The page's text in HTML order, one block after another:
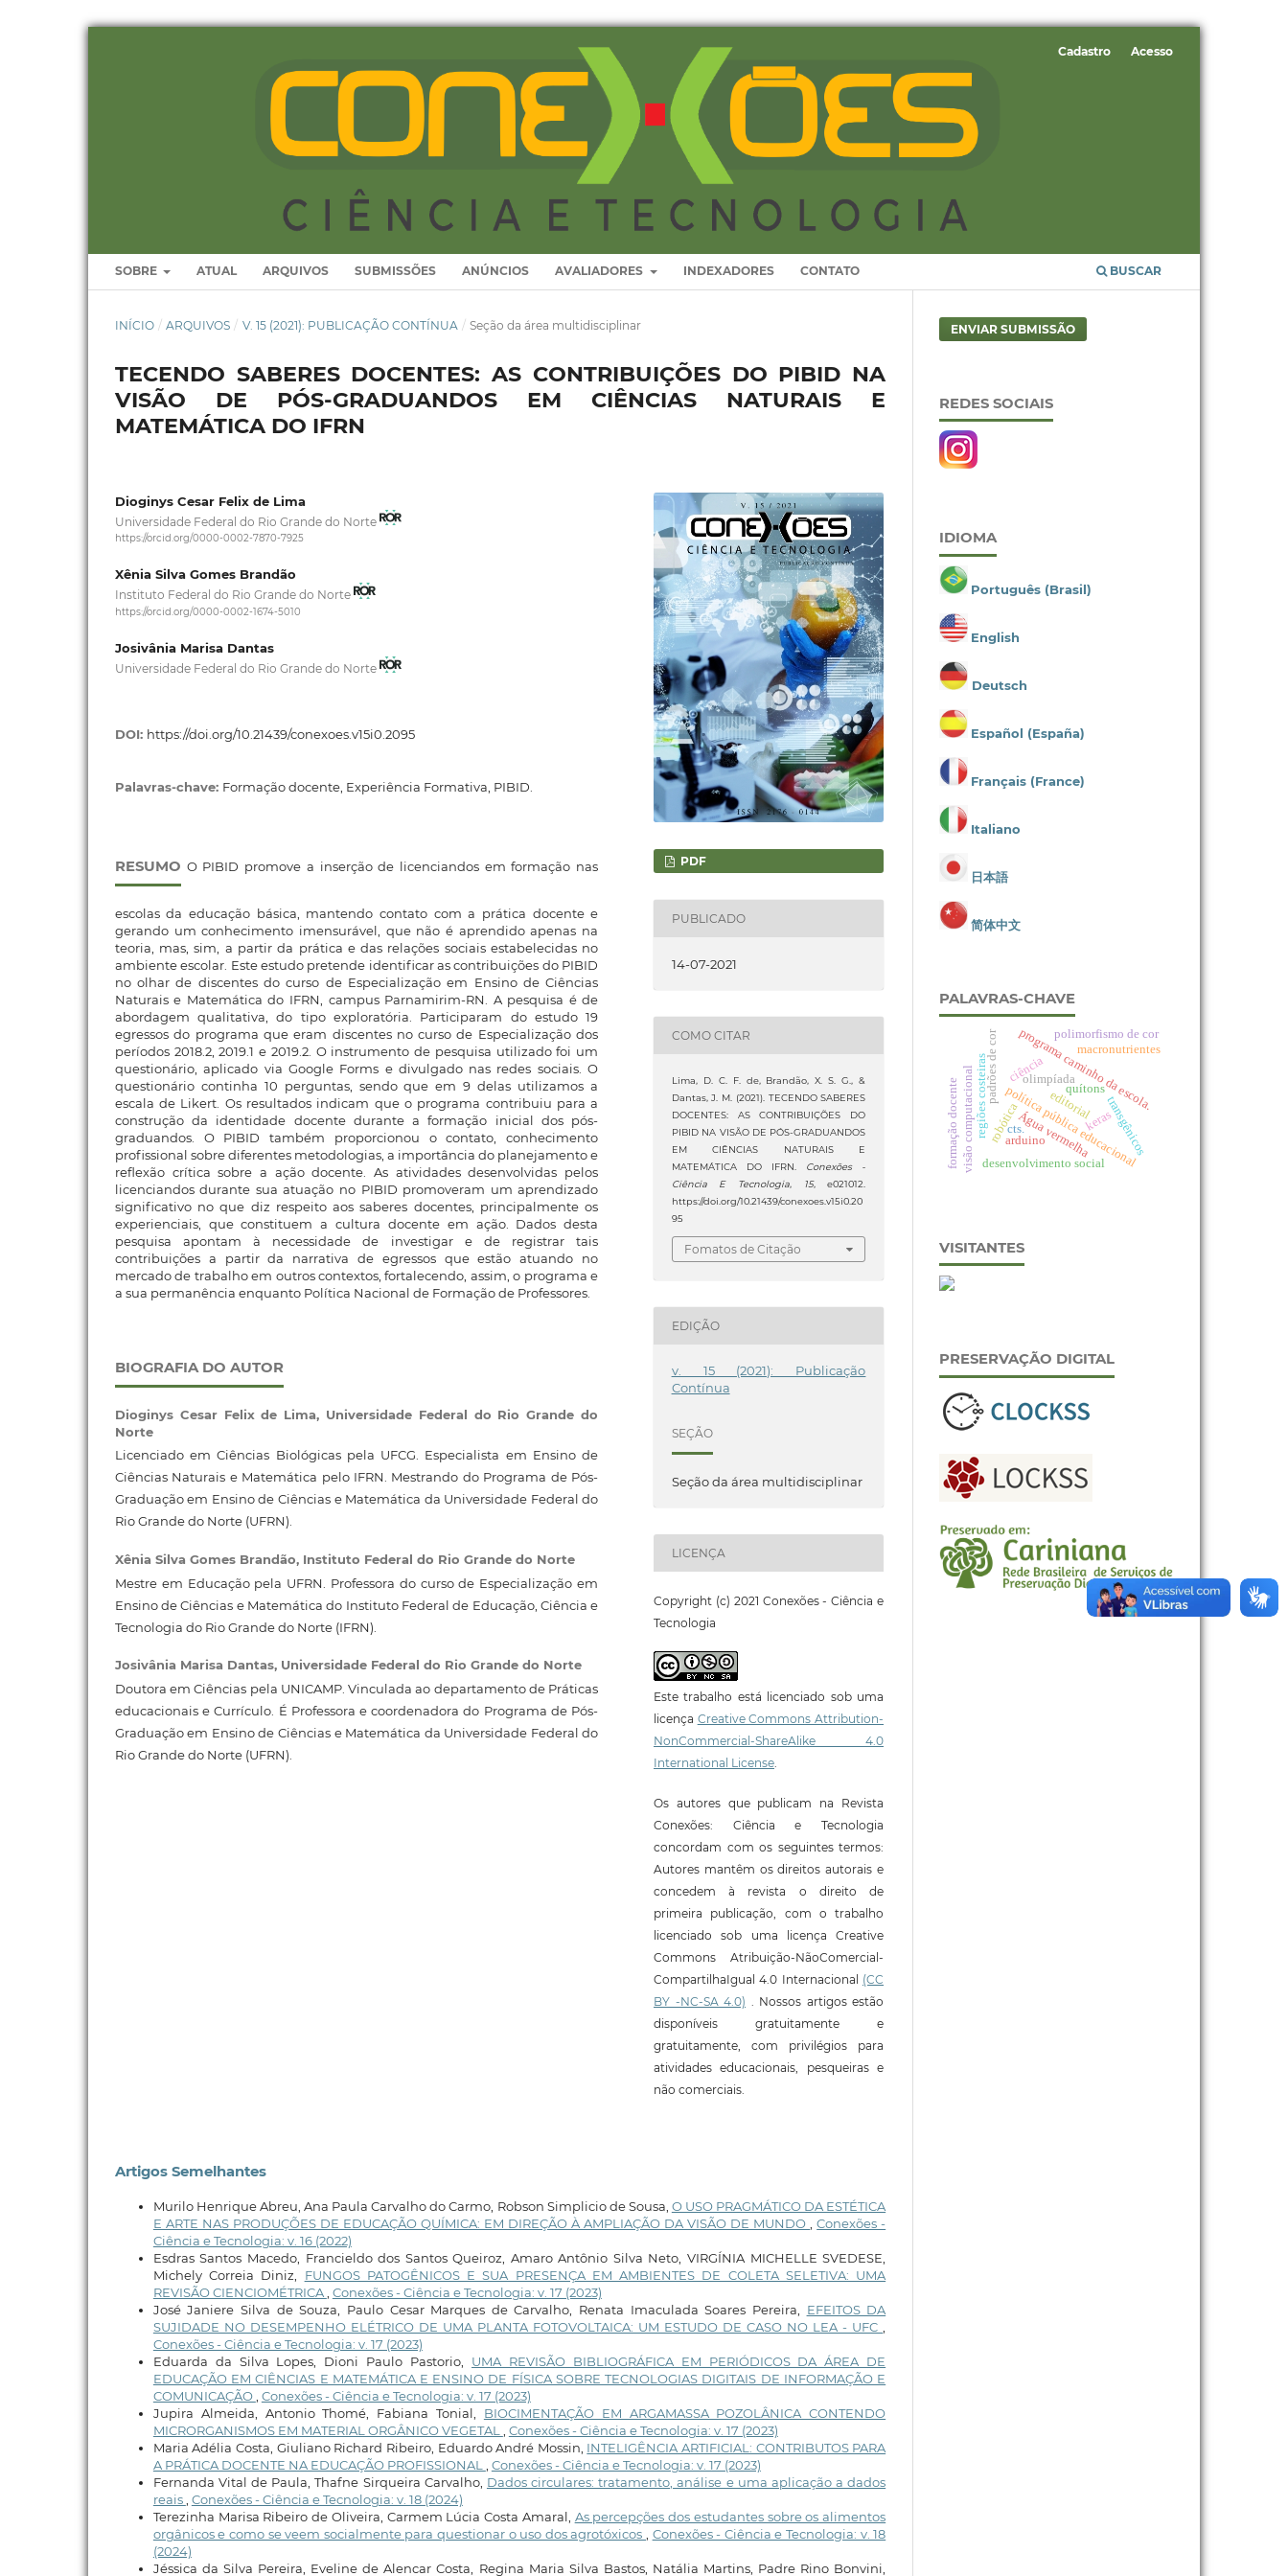
SOBRE ATUAL ARQUIVOS SUBMISSÕES ANÚNCIOS AVALIADORES INDEXADORES CONTATO BUSCAR
Cadastro Acesso
INÍCIO / ARQUIVOS / V. 15 (2021): PUBLICAÇÃO CONTÍNUA / Seção da área multidisciplinar
TECENDO SABERES DOCENTES: AS CONTRIBUIÇÕES DO PIBID NA
VISÃO DE PÓS-GRADUANDOS EM CIÊNCIAS NATURAIS E
MATEMÁTICA DO IFRN
Dioginys Cesar Felix de Lima
Universidade Federal do Rio Grande do Norte
https://orcid.org/0000-0002-7870-7925
Xênia Silva Gomes Brandão
Instituto Federal do Rio Grande do Norte
https://orcid.org/0000-0002-1674-5010
Josivânia Marisa Dantas
Universidade Federal do Rio Grande do Norte
DOI: https://doi.org/10.21439/conexoes.v15i0.2095
Palavras-chave: Formação docente, Experiência Formativa, PIBID.
RESUMO O PIBID promove a inserção de licenciandos em formação nas
escolas da educação básica, mantendo contato com a prática docente e
gerando um conhecimento imensurável, que não é aprendido apenas na
teoria, mas, sim, a partir da prática e das relações sociais estabelecidas no
ambiente escolar. Este estudo pretende identificar as contribuições do PIBID
no olhar de discentes do curso de Especialização em Ensino de Ciências
Naturais e Matemática do IFRN, campus Parnamirim-RN. A pesquisa é de
abordagem qualitativa, do tipo exploratória. Participaram do estudo 19
egressos do programa que eram discentes no curso de Especialização dos
períodos 2018.2, 2019.1 e 2019.2. O instrumento de pesquisa utilizado foi um
questionário, aplicado via Google Forms e divulgado nas redes sociais. O
questionário continha 10 perguntas, sendo que em 9 delas utilizamos a
escala de Likert. Os resultados indicam que o programa contribuiu para a
construção da identidade docente durante a formação inicial dos pós-
graduandos. O PIBID também proporcionou o contato, conhecimento
profissional sobre diferentes metodologias, a importância do planejamento e
reflexão crítica sobre a ação docente. As atividades desenvolvidas pelos
licenciandos durante sua atuação no PIBID promoveram um aprendizado
significativo no que diz respeito aos saberes docentes, principalmente os
experienciais, que constituem a cultura docente em ação. Dados desta
pesquisa apontam à necessidade de investigar e de registrar tais
contribuições a partir da narrativa de egressos que estão atuando no
mercado de trabalho em outros contextos, fortalecendo, assim, o programa e
a sua permanência enquanto Política Nacional de Formação de Professores.
BIOGRAFIA DO AUTOR
Dioginys Cesar Felix de Lima, Universidade Federal do Rio Grande do
Norte
Licenciado em Ciências Biológicas pela UFCG. Especialista em Ensino de
Ciências Naturais e Matemática pelo IFRN. Mestrando do Programa de Pós-
Graduação em Ensino de Ciências e Matemática da Universidade Federal do
Rio Grande do Norte (UFRN).
Xênia Silva Gomes Brandão, Instituto Federal do Rio Grande do Norte
Mestre em Educação pela UFRN. Professora do curso de Especialização em
Ensino de Ciências e Matemática do Instituto Federal de Educação, Ciência e
Tecnologia do Rio Grande do Norte (IFRN).
Josivânia Marisa Dantas, Universidade Federal do Rio Grande do Norte
Doutora em Ciências pela UNICAMP. Vinculada ao departamento de Práticas
educacionais e Currículo. É Professora e coordenadora do Programa de Pós-
Graduação em Ensino de Ciências e Matemática da Universidade Federal do
Rio Grande do Norte (UFRN).
PDF
PUBLICADO
14-07-2021
COMO CITAR
Lima, D. C. F. de, Brandão, X. S. G., &
Dantas, J. M. (2021). TECENDO SABERES
DOCENTES: AS CONTRIBUIÇÕES DO
PIBID NA VISÃO DE PÓS-GRADUANDOS
EM CIÊNCIAS NATURAIS E
MATEMÁTICA DO IFRN. Conexões -
Ciência E Tecnologia, 15, e021012.
https://doi.org/10.21439/conexoes.v15i0.20
95
Fomatos de Citação
EDIÇÃO
v. 15 (2021): Publicação
Contínua
SEÇÃO
Seção da área multidisciplinar
LICENÇA
Copyright (c) 2021 Conexões - Ciência e
Tecnologia
Este trabalho está licenciado sob uma
licença Creative Commons Attribution-
NonCommercial-ShareAlike 4.0
International License.
Os autores que publicam na Revista
Conexões: Ciência e Tecnologia
concordam com os seguintes termos:
Autores mantêm os direitos autorais e
concedem à revista o direito de
primeira publicação, com o trabalho
licenciado sob uma licença Creative
Commons Atribuição-NãoComercial-
CompartilhaIgual 4.0 Internacional (CC
BY -NC-SA 4.0) . Nossos artigos estão
disponíveis gratuitamente e
gratuitamente, com privilégios para
atividades educacionais, pesqueiras e
não comerciais.
Artigos Semelhantes
Murilo Henrique Abreu, Ana Paula Carvalho do Carmo, Robson Simplicio de Sousa, O USO PRAGMÁTICO DA ESTÉTICA
E ARTE NAS PRODUÇÕES DE EDUCAÇÃO QUÍMICA: EM DIREÇÃO À AMPLIAÇÃO DA VISÃO DE MUNDO,Conexões -
Ciência e Tecnologia: v. 16 (2022)
Esdras Santos Macedo, Francieldo dos Santos Queiroz, Amaro Antônio Silva Neto, VIRGÍNIA MICHELLE SVEDESE,
Michely Correia Diniz, FUNGOS PATOGÊNICOS E SUA PRESENÇA EM AMBIENTES DE COLETA SELETIVA: UMA
REVISÃO CIENCIOMÉTRICA, Conexões - Ciência e Tecnologia: v. 17 (2023)
José Janiere Silva de Souza, Paulo Cesar Marques de Carvalho, Renata Imaculada Soares Pereira, EFEITOS DA
SUJIDADE NO DESEMPENHO ELÉTRICO DE UMA PLANTA FOTOVOLTAICA: UM ESTUDO DE CASO NO LEA - UFC,
Conexões - Ciência e Tecnologia: v. 17 (2023)
Eduarda da Silva Lopes, Dioni Paulo Pastorio, UMA REVISÃO BIBLIOGRÁFICA EM PERIÓDICOS DA ÁREA DE
EDUCAÇÃO EM CIÊNCIAS E MATEMÁTICA E ENSINO DE FÍSICA SOBRE TECNOLOGIAS DIGITAIS DE INFORMAÇÃO E
COMUNICAÇÃO, Conexões - Ciência e Tecnologia: v. 17 (2023)
Jupira Almeida, Antonio Thomé, Fabiana Tonial, BIOCIMENTAÇÃO EM ARGAMASSA POZOLÂNICA CONTENDO
MICRORGANISMOS EM MATERIAL ORGÂNICO VEGETAL, Conexões - Ciência e Tecnologia: v. 17 (2023)
Maria Adélia Costa, Giuliano Richard Ribeiro, Eduardo André Mossin, INTELIGÊNCIA ARTIFICIAL: CONTRIBUTOS PARA
A PRÁTICA DOCENTE NA EDUCAÇÃO PROFISSIONAL, Conexões - Ciência e Tecnologia: v. 17 (2023)
Fernanda Vital de Paula, Thafne Sirqueira Carvalho, Dados circulares: tratamento, análise e uma aplicação a dados
reais, Conexões - Ciência e Tecnologia: v. 18 (2024)
Terezinha Marisa Ribeiro de Oliveira, Carmem Lúcia Costa Amaral, As percepções dos estudantes sobre os alimentos
orgânicos e como se veem socialmente para questionar o uso dos agrotóxicos , Conexões - Ciência e Tecnologia: v. 18
(2024)
Jéssica da Silva Pereira, Eveline de Alencar Costa, Regina Maria Silva Bastos, Natália Martins, Padre Rino Bonvini,
ENVIAR SUBMISSÃO
REDES SOCIAIS
IDIOMA
Português (Brasil)
English
Deutsch
Español (España)
Français (France)
Italiano
日本語
简体中文
PALAVRAS-CHAVE
editorial
olimpíada
política pública educacional
programa caminho da escola.
padrões de cor polimorfismo de cor
quítons
regiões costeirasrobótica
visão computacional keras
desenvolvimento social
formação docente transgênicos
cts.Água vermelha
ciência
macronutrientes
arduino
VISITANTES
PRESERVAÇÃO DIGITAL